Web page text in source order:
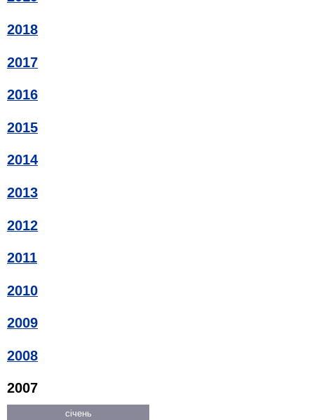
2018
2017
2016
2015
2014
2013
2012
2011
2010
2009
2008
2007
січень